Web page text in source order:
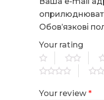
Обов’язкові
Your rating
Your review*